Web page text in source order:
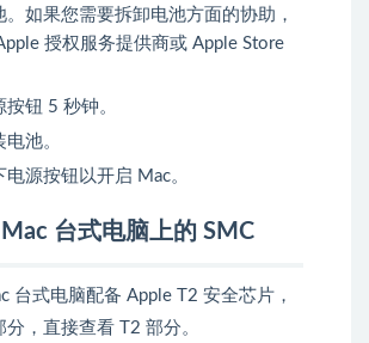
。如果您需要拆卸电池方面的协助，
授权服务提供商或 Apple Store
钮 5 秒钟。
池。
电源按钮以开启 Mac。
台式电脑上的 SMC
台式电脑配备 Apple T2 安全芯片 ，
分，直接查看
T2 部分。